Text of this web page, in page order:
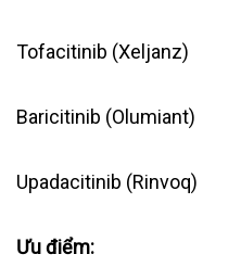
Tofacitinib (Xeljanz)
Baricitinib (Olumiant)
Upadacitinib (Rinvoq)
Ưu điểm: